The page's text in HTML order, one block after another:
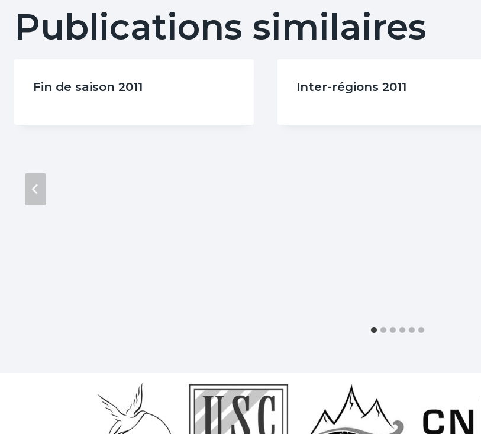
Publications similaires
Fin de saison 2011 Inter-régions 2011